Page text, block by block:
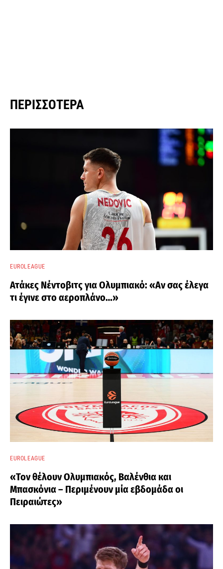
ΠΕΡΙΣΣΌΤΕΡΑ
EUROLEAGUE
Ατάκες Νέντοβιτς για Ολυμπιακό: «Αν σας έλεγα
τι έγινε στο αεροπλάνο…»
EUROLEAGUE
«Τον θέλουν Ολυμπιακός, Βαλένθια και
Μπασκόνια – Περιμένουν μία εβδομάδα οι
Πειραιώτες»